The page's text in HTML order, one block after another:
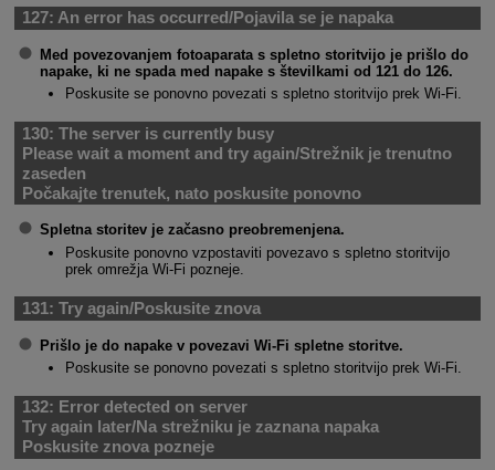
127: An error has occurred/Pojavila se je napaka
Med povezovanjem fotoaparata s spletno storitvijo je prišlo do
napake, ki ne spada med napake s številkami od 121 do 126.
Poskusite se ponovno povezati s spletno storitvijo prek Wi-Fi.
130:The server is currently busy
Please wait a moment and try again/Strežnik je trenutno
zaseden
Počakajte trenutek, nato poskusite ponovno
Spletna storitev je začasno preobremenjena.
Poskusite ponovno vzpostaviti povezavo s spletno storitvijo
prek omrežja Wi-Fi pozneje.
131:Try again/Poskusite znova
Prišlo je do napake v povezavi Wi-Fi spletne storitve.
Poskusite se ponovno povezati s spletno storitvijo prek Wi-Fi.
132: Error detected on server
Try again later/Na strežniku je zaznana napaka
Poskusite znova pozneje